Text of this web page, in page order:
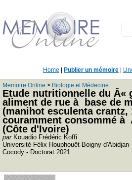
Home Publier un mémoire
Memoire Online > Biologie et Médecine
Etude nutritionnelle du Â«
aliment de rue à base de
(manihot esculenta crantz,
couramment consommé à
(Côte d'Ivoire)
parKouadio Frédéric Koffi
Université Félix Houphouët-Boigny d'Abidjan-
Cocody - Doctorat 2021